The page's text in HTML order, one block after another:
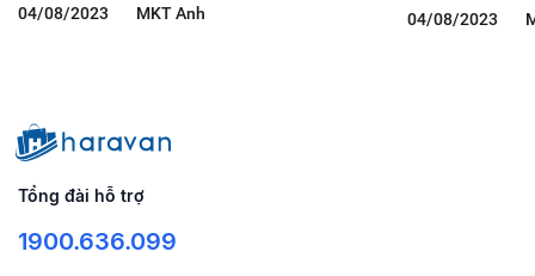
04/08/2023 MKT Anh 04/08/2023
Tổng đài hỗ trợ
1900.636.099